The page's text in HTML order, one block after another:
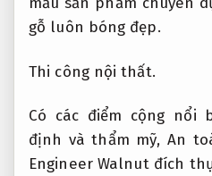
gỗ luôn bóng đẹp.
Thi công nội thất.
Có các điểm cộng nổi
định và thẩm mỹ, An
Engineer Walnut đích